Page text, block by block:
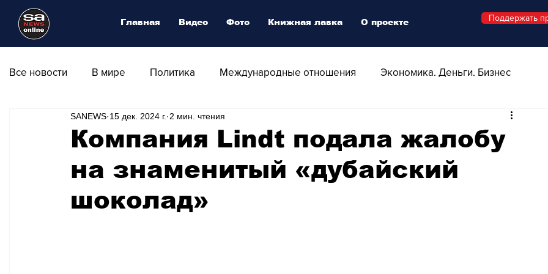
Все новости В мире Политика Международные отношения Экономика. Деньги. Бизнес
Общество Армия Аналитика
Транспорт Культура Магия искусства Swiss Афиша Стиль Стильный четверг
Компания Lindt подала жалобу
на знаменитый «дубайский
шоколад»
SANEWS 15 дек. 2024 г. 2 мин. чтения
Главная Видео Фото Книжная лавка О проекте Поддержать